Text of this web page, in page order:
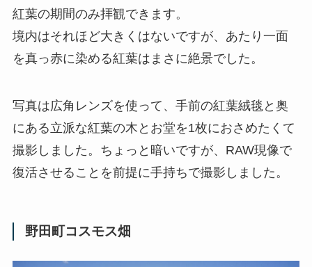
紅葉の期間のみ拝観できます。
境内はそれほど大きくはないですが、あたり一面
を真っ赤に染める紅葉はまさに絶景でした。
写真は広角レンズを使って、手前の紅葉絨毯と奥
にある立派な紅葉の木とお堂を1枚におさめたくて
撮影しました。ちょっと暗いですが、RAW現像で
復活させることを前提に手持ちで撮影しました。
野田町コスモス畑